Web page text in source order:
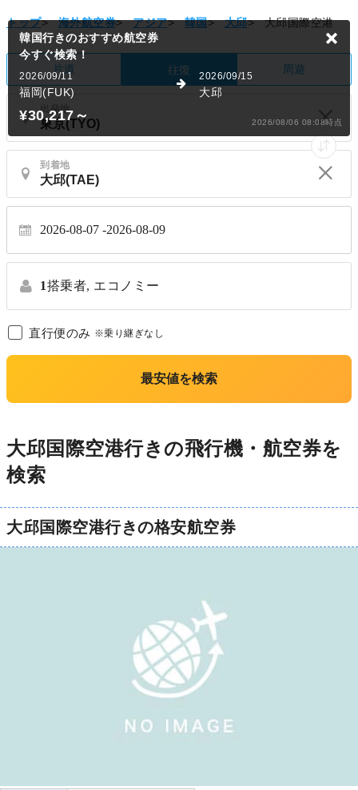
トップ> 海外航空券> アジア> 韓国> 大邱> 大邱国際空港
片道 往復 周遊
出発地
到着地
2026-08-07 2026-08-09
1搭乗者, エコノミー
直行便のみ ※乗り継ぎなし
最安値を検索
韓国行きのおすすめ航空券
今すぐ検索！
2026/09/11
福岡(FUK)
2026/09/15
大邱
¥30,217～ 2026/08/06 08:08時点
大邱国際空港行きの飛行機・航空券を
検索
大邱国際空港行きの格安航空券